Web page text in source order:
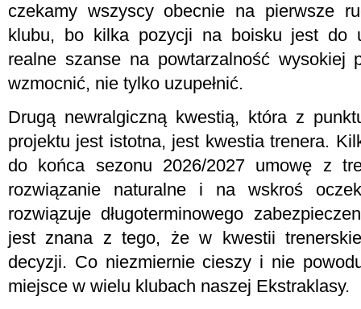
czekamy wszyscy obecnie na pierwsze
klubu, bo kilka pozycji na boisku jest do
realne szanse na powtarzalność wysokiej
wzmocnić, nie tylko uzupełnić.
Drugą newralgiczną kwestią, która z
projektu jest istotna, jest kwestia trenera.
do końca sezonu 2026/2027 umowę z
rozwiązanie naturalne i na wskroś
rozwiązuje długoterminowego
jest znana z tego, że w kwestii
decyzji. Co niezmiernie cieszy i nie
miejsce w wielu klubach naszej Ekstraklasy.